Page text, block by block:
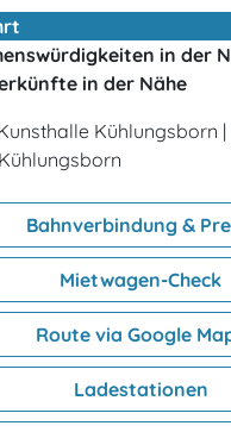
in der
in der Nähe
Kühlungsborn |
Bahnverbindung &
Mietwagen-Check
Route via Google
Ladestationen